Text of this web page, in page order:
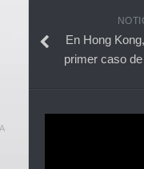
En Hong
primer caso